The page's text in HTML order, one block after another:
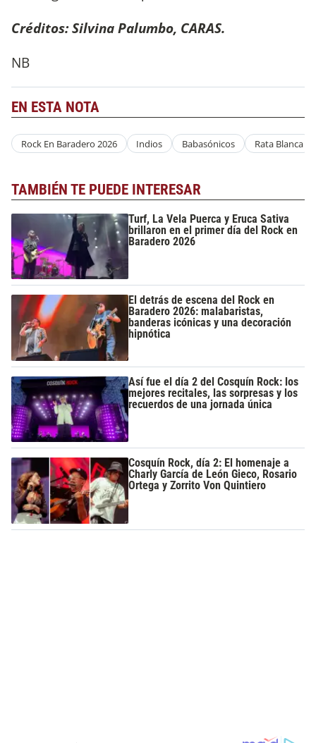
Créditos: Silvina Palumbo, CARAS.
NB
EN ESTA NOTA
Rock En Baradero 2026 Indios Babasónicos Rata Blanca
TAMBIÉN TE PUEDE INTERESAR
Turf, La Vela Puerca y Eruca Sativa
brillaron en el primer día del Rock en
Baradero 2026
El detrás de escena del Rock en
Baradero 2026: malabaristas,
banderas icónicas y una decoración
hipnótica
Así fue el día 2 del Cosquín Rock: los
mejores recitales, las sorpresas y los
recuerdos de una jornada única
Cosquín Rock, día 2: El homenaje a
Charly García de León Gieco, Rosario
Ortega y Zorrito Von Quintiero